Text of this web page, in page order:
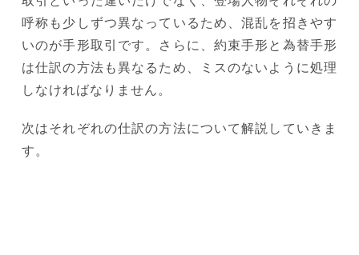
呼称も少しずつ異なっているため、混乱を招きやす
いのが手形取引です。さらに、約束手形と為替手形
は仕訳の方法も異なるため、ミスのないように処理
しなければなりません。
次はそれぞれの仕訳の方法について解説していきま
す。